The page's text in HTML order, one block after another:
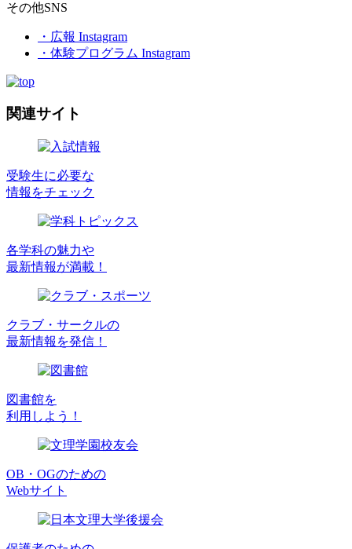
その他SNS
・広報 Instagram
・体験プログラム Instagram
関連サイト
受験生に必要な
情報をチェック
各学科の魅力や
最新情報が満載！
クラブ・サークルの
最新情報を発信！
図書館を
利用しよう！
OB・OGのための
Webサイト